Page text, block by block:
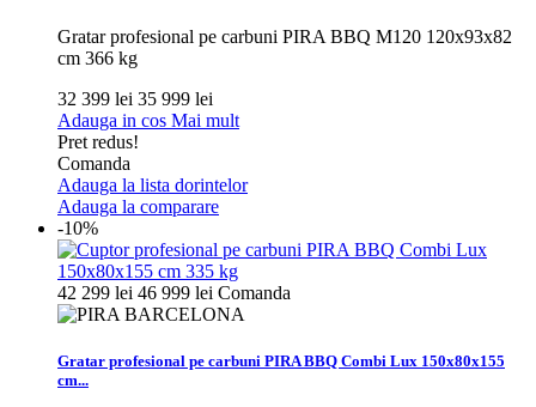
Gratar profesional pe carbuni PIRA BBQ M120 120x93x82
cm 366 kg
32 399 lei 35 999 lei
Adauga in cos Mai mult
Pret redus!
Comanda
Adauga la lista dorintelor
Adauga la comparare
-10%
42 299 lei 46 999 lei Comanda
Gratar profesional pe carbuni PIRA BBQ Combi Lux 150x80x155
cm...